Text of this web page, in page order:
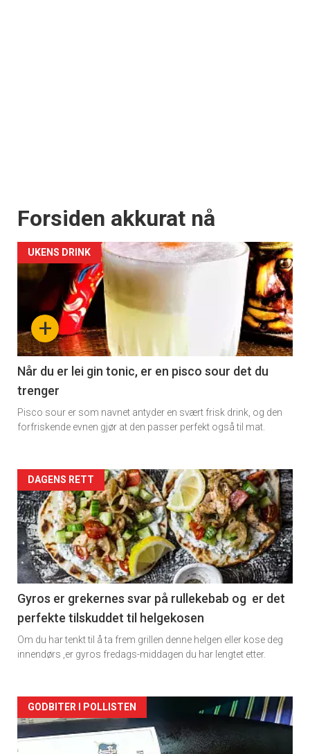
Forsiden akkurat nå
+
UKENS DRINK
Når du er lei gin tonic, er en pisco sour det du
trenger
Pisco sour er som navnet antyder en svært frisk drink, og den
forfriskende evnen gjør at den passer perfekt også til mat.
Forsiden
akkurat
nå
-
2
DAGENS RETT
Gyros er grekernes svar på rullekebab og er det
perfekte tilskuddet til helgekosen
Om du har tenkt til å ta frem grillen denne helgen eller kose deg
innendørs ,er gyros fredags-middagen du har lengtet etter.
Forsiden
akkurat
GODBITER I POLLISTEN